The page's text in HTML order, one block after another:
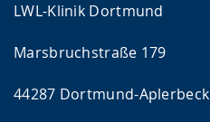
LWL-Klinik Dortmund
Marsbruchstraße 179
44287 Dortmund-Aplerbeck